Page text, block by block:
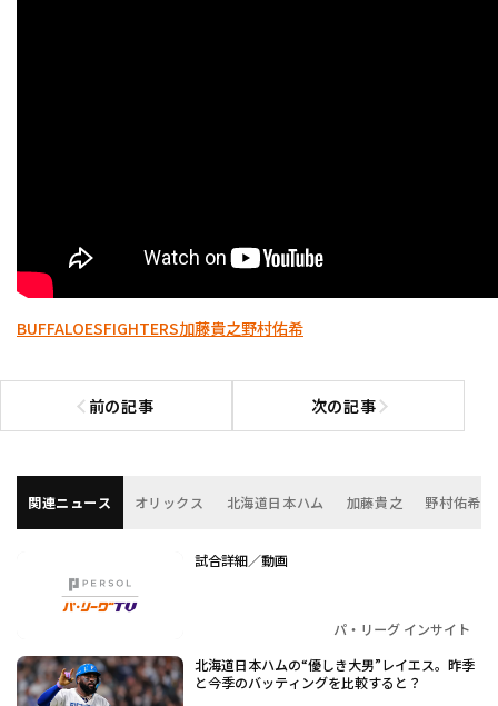
BUFFALOESFIGHTERS加藤貴之野村佑希
前の記事
前の記事へ 次の記事次の記事へ
関連ニュース オリックス 北海道日本ハム 加藤貴之 野村佑希
試合詳細／動画
パ・リーグ インサイト
北海道日本ハムの“優しき大男”レイエス。昨季
と今季のバッティングを比較すると？